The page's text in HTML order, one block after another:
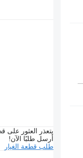
يتعذر العثور على
أرسل طلبًا الآن!
طلب قطعة الغيار